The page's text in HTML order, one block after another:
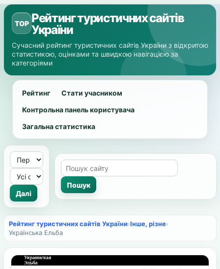
TOP Рейтинг туристичних сайтів
України
Сучасний рейтинг туристичних сайтів України з відкритою
статистикою, оцінками та швидкою навігацією за
категоріями
Рейтинг
Стати учасником
Контрольна панель користувача
Загальна статистика
Рейтинг туристичних сайтів України›Інше, різне›
Українська Ельба